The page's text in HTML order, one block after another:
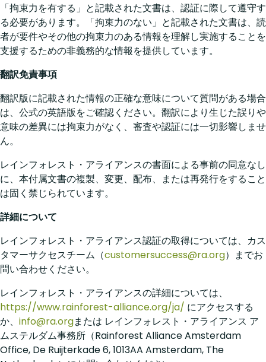
「拘束力を有する」と記載された文書は、認証に際して遵守す
る必要があります。「拘束力のない」と記載された文書は、読
者が要件やその他の拘束力のある情報を理解し実施することを
支援するための非義務的な情報を提供しています。
翻訳免責事項
翻訳版に記載された情報の正確な意味について質問がある場合
は、公式の英語版をご確認ください。翻訳により生じた誤りや
意味の差異には拘束力がなく、審査や認証には一切影響しませ
ん。
レインフォレスト・アライアンスの書面による事前の同意なし
に、本付属文書の複製、変更、配布、または再発行をすること
は固く禁じられています。
詳細について
レインフォレスト・アライアンス認証の取得については、カス
タマーサクセスチーム（customersuccess@ra.org）までお
問い合わせください。
レインフォレスト・アライアンスの詳細については、
https://www.rainforest-alliance.org/ja/ にアクセスする
か、 info@ra.orgまたは レインフォレスト・アライアンス ア
ムステルダム事務所（Rainforest Alliance Amsterdam
Office, De Ruijterkade 6, 1013AA Amsterdam, The